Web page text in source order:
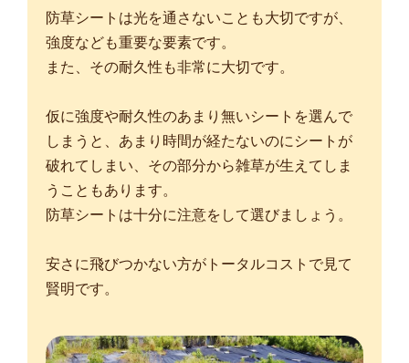
防草シートは光を通さないことも大切ですが、
強度なども重要な要素です。
また、その耐久性も非常に大切です。
仮に強度や耐久性のあまり無いシートを選んで
しまうと、あまり時間が経たないのにシートが
破れてしまい、その部分から雑草が生えてしま
うこともあります。
防草シートは十分に注意をして選びましょう。
安さに飛びつかない方がトータルコストで見て
賢明です。